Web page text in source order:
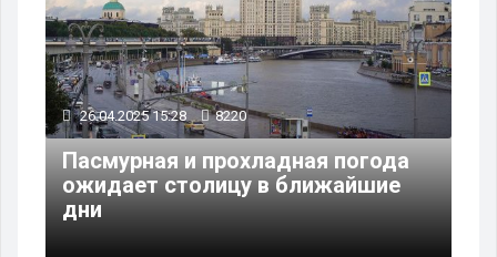
26.04.2025 15:28 8220
Пасмурная и прохладная погода
ожидает столицу в ближайшие
дни